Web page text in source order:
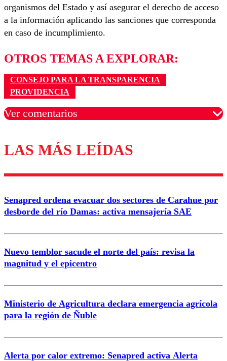
organismos del Estado y así asegurar el derecho de acceso
a la información aplicando las sanciones que corresponda
en caso de incumplimiento.
OTROS TEMAS A EXPLORAR:
CONSEJO PARA LA TRANSPARENCIA
PROVIDENCIA
Ver comentarios
Los comentarios son moderados para garantizar un
diálogo respetuoso.
Nombre
Correo
LAS MÁS LEÍDAS
Senapred ordena evacuar dos sectores de Carahue por
desborde del río Damas: activa mensajería SAE
Nuevo temblor sacude el norte del país: revisa la
magnitud y el epicentro
Ministerio de Agricultura declara emergencia agrícola
para la región de Ñuble
Alerta por calor extremo: Senapred activa Alerta